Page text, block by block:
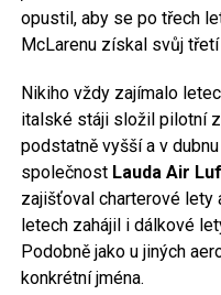
opustil, aby se po třech
McLarenu získal svůj
Nikiho vždy zajímalo
italské stáji složil pilotní
podstatně vyšší a v
společnost Lauda Air
zajišťoval charterové lety
letech zahájil i dálkové
Podobně jako u jiných
konkrétní jména.